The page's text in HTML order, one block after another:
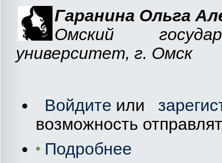
Гаранина Ольга
Омский
университет, г. Омск
Войдите или
возможность
Подробнее